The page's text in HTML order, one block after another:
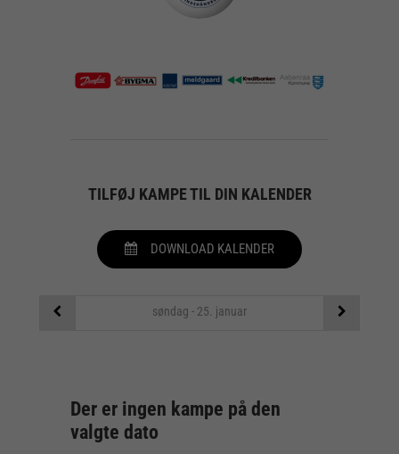
TILFØJ KAMPE TIL DIN KALENDER
DOWNLOAD KALENDER
søndag - 25. januar
Der er ingen kampe på den
valgte dato